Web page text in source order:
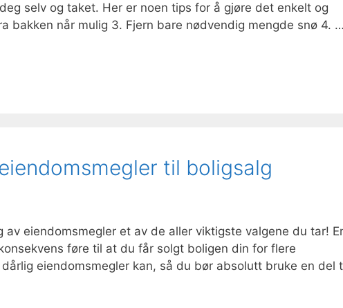
selv og taket. Her er noen tips for å gjøre det enkelt og
bakken når mulig 3. Fjern bare nødvendig mengde snø 4.
til boligsalg
av eiendomsmegler et av de aller viktigste valgene du tar!
føre til at du får solgt boligen din for flere
eiendomsmegler kan, så du bør absolutt bruke en del